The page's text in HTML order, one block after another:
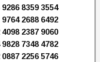
8359 3554
2688 6492
2387 9060
7348 4782
2256 5746